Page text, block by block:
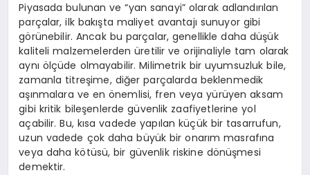
Piyasada bulunan ve “yan sanayi” olarak adlandırılan
parçalar, ilk bakışta maliyet avantajı sunuyor gibi
görünebilir. Ancak bu parçalar, genellikle daha düşük
kaliteli malzemelerden üretilir ve orijinaliyle tam olarak
aynı ölçüde olmayabilir. Milimetrik bir uyumsuzluk bile,
zamanla titreşime, diğer parçalarda beklenmedik
aşınmalara ve en önemlisi, fren veya yürüyen aksam
gibi kritik bileşenlerde güvenlik zaafiyetlerine yol
açabilir. Bu, kısa vadede yapılan küçük bir tasarrufun,
uzun vadede çok daha büyük bir onarım masrafına
veya daha kötüsü, bir güvenlik riskine dönüşmesi
demektir.